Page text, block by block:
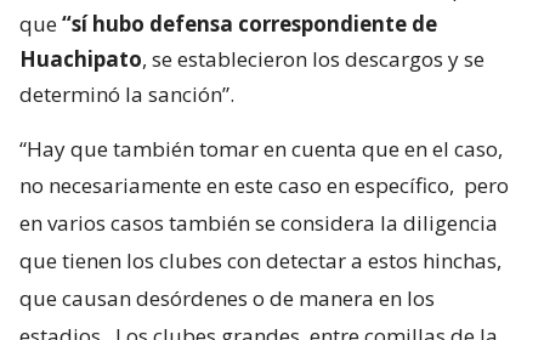
que“sí hubo defensa correspondiente de
Huachipato, se establecieron los descargos y se
determinó la sanción”.
“Hay que también tomar en cuenta que en el caso,
no necesariamente en este caso en específico, pero
en varios casos también se considera la diligencia
que tienen los clubes con detectar a estos hinchas,
que causan desórdenes o de manera en los